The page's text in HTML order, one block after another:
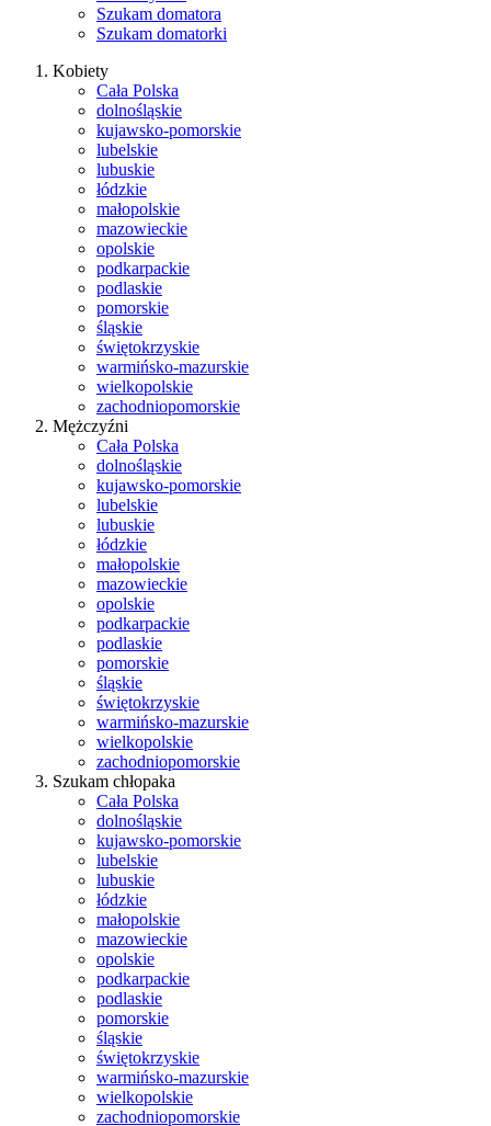
Szukam domatora
Szukam domatorki
Kobiety
Cała Polska
dolnośląskie
kujawsko-pomorskie
lubelskie
lubuskie
łódzkie
małopolskie
mazowieckie
opolskie
podkarpackie
podlaskie
pomorskie
śląskie
świętokrzyskie
warmińsko-mazurskie
wielkopolskie
zachodniopomorskie
Mężczyźni
Cała Polska
dolnośląskie
kujawsko-pomorskie
lubelskie
lubuskie
łódzkie
małopolskie
mazowieckie
opolskie
podkarpackie
podlaskie
pomorskie
śląskie
świętokrzyskie
warmińsko-mazurskie
wielkopolskie
zachodniopomorskie
Szukam chłopaka
Cała Polska
dolnośląskie
kujawsko-pomorskie
lubelskie
lubuskie
łódzkie
małopolskie
mazowieckie
opolskie
podkarpackie
podlaskie
pomorskie
śląskie
świętokrzyskie
warmińsko-mazurskie
wielkopolskie
zachodniopomorskie